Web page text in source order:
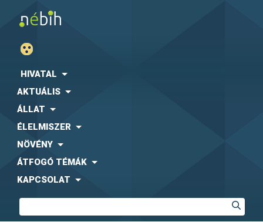
HIVATAL
AKTUÁLIS
ÁLLAT
ÉLELMISZER
NÖVÉNY
ÁTFOGÓ TÉMÁK
KAPCSOLAT